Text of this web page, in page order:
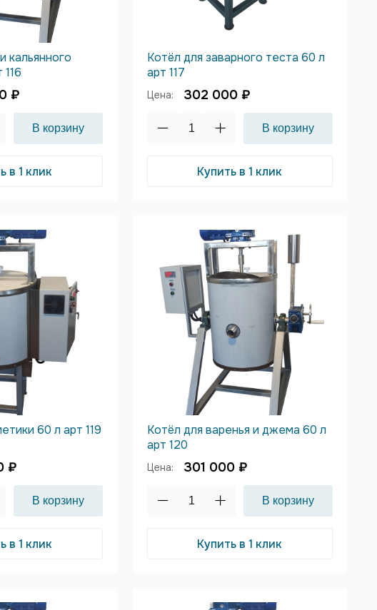
кальянного
₽
в 1 клик
Котёл для заварного теста 60 л
арт 117
Цена: 302 000 ₽
Купить в 1 клик
60 л арт 119
₽
в 1 клик
Котёл для варенья и джема 60 л
арт 120
Цена: 301 000 ₽
Купить в 1 клик